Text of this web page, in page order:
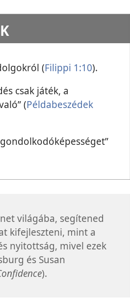
(Filippi 1:10).
csak játék, a
(Példabeszédek
világába, segítened
kifejleszteni, mint a
nyitottság, mivel ezek
és Susan
).